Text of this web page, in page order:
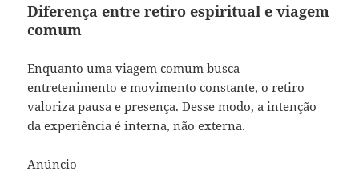
Diferença entre retiro espiritual e viagem
comum
Enquanto uma viagem comum busca
entretenimento e movimento constante, o retiro
valoriza pausa e presença. Desse modo, a intenção
da experiência é interna, não externa.
Anúncio